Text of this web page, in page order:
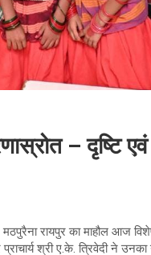
– दृष्टि
रायपुर का माहौल आज
श्री ए.के. त्रिवेदी ने